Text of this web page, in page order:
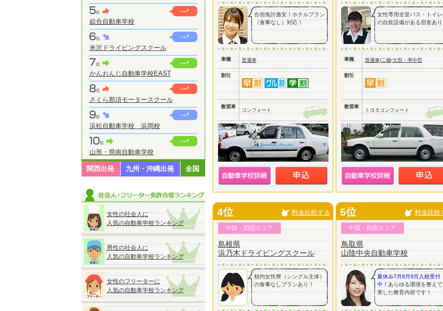
綜合自動車学校
米沢ドライビングスクール
かんおんじ自動車学校EAST
さくら那須モータースクール
浜松自動車学校 浜岡校
山形・県南自動車学校
関西出発 九州・沖縄出発 全国
女性の社会人に
人気の自動車学校ランキング
男性の社会人に
人気の自動車学校ランキング
女性のフリーターに
人気の自動車学校ランキング
合宿免許激安！ホテルプラン
（食事なし）対応！
車種 普通車
割引
教習車
コンフォート
女性専用全室バス・トイ
の自炊設備がある宿舎あり
車種 普通車/二種/大型・準中型
割引
教習車
トヨタコンフォート
4位 料金比較する
中国・四国エリア
島根県
浜乃木ドライビングスクール
校内女性寮（シングル主体）
の食事なしプランあり！
5位 料金比較
中国・四国エリア
鳥取県
山陰中央自動車学校
夏休み7月8月9月入校受付
中！ あらゆる環境を整え
実した教育内容です！